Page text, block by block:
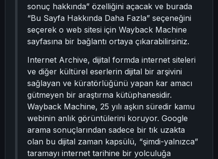
sonuç hakkında” özelliğini açacak ve burada
“Bu Sayfa Hakkında Daha Fazla” seçeneğini
seçerek o web sitesi için Wayback Machine
sayfasına bir bağlantı ortaya çıkarabilirsiniz.
Internet Archive, dijital formda internet siteleri
ve diğer kültürel eserlerin dijital bir arşivini
sağlayan ve küratörlüğünü yapan kar amacı
gütmeyen bir araştırma kütüphanesidir.
Wayback Machine, 25 yılı aşkın süredir kamu
webinin anlık görüntülerini koruyor. Google
arama sonuçlarından sadece bir tık uzakta
olan bu dijital zaman kapsülü, “şimdi-yalnızca”
taramayı internet tarihine bir yolculuğa